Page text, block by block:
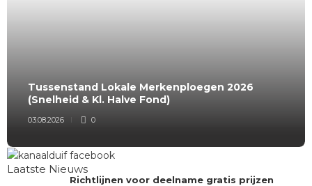
Tussenstand Lokale Merkenploegen 2026
(Snelheid & Kl. Halve Fond)
03.08.2026 0
Laatste Nieuws
Richtlijnen voor deelname gratis prijzen